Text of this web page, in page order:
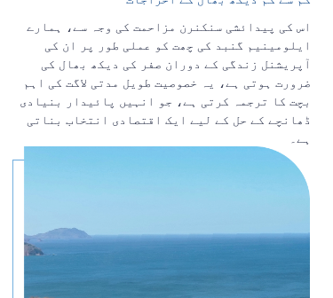
اس کی پیدائشی سنکنرن مزاحمت کی وجہ سے، ہمارے
ایلومینیم گنبد کی چھت کو عملی طور پر ان کی
آپریشنل زندگی کے دوران صفر کی دیکھ بھال کی
ضرورت ہوتی ہے، یہ خصوصیت طویل مدتی لاگت کی اہم
بچت کا ترجمہ کرتی ہے، جو انہیں پائیدار بنیادی
ڈھانچے کے حل کے لیے ایک اقتصادی انتخاب بناتی
ہے۔